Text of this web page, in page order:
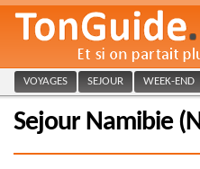
VOYAGES SEJOUR WEEK-END
Sejour Namibie